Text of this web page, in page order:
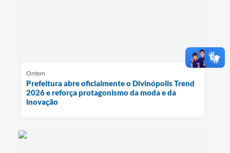
Ontem
Prefeitura abre oficialmente o Divinópolis Trend
2026 e reforça protagonismo da moda e da
inovação